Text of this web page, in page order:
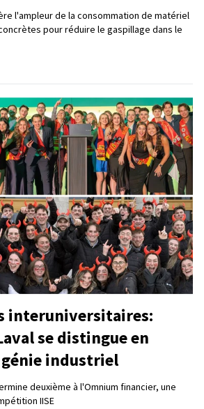
l'ampleur de la consommation de matériel
pour réduire le gaspillage dans le
interuniversitaires:
se distingue en
industriel
deuxième à l'Omnium financier, une
IISE